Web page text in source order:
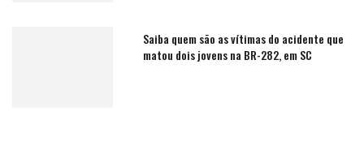
Saiba quem são as vítimas do acidente que
matou dois jovens na BR-282, em SC